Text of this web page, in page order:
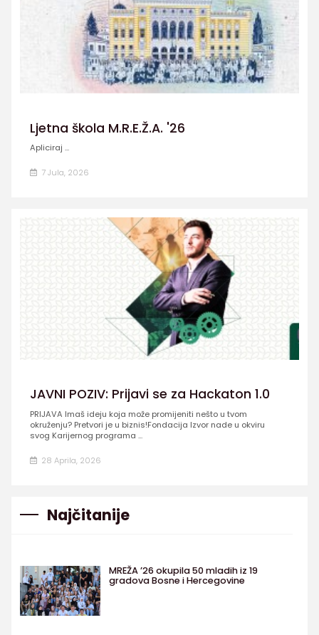
Ljetna škola M.R.E.Ž.A. '26
Apliciraj ...
7 Jula, 2026
JAVNI POZIV: Prijavi se za Hackaton 1.0
PRIJAVA Imaš ideju koja može promijeniti nešto u tvom
okruženju? Pretvori je u biznis!Fondacija Izvor nade u okviru
svog Karijernog programa ...
28 Aprila, 2026
Najčitanije
MREŽA ’26 okupila 50 mladih iz 19
gradova Bosne i Hercegovine